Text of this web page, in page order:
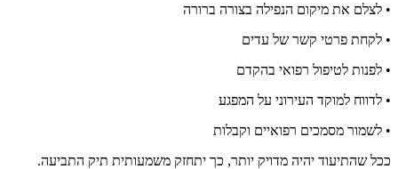
• לצלם את מיקום הנפילה בצורה ברורה
• לקחת פרטי קשר של עדים
• לפנות לטיפול רפואי בהקדם
• לדווח למוקד העירוני על המפגע
• לשמור מסמכים רפואיים וקבלות
ככל שהתיעוד יהיה מדויק יותר, כך יתחזק משמעותית תיק התביעה.